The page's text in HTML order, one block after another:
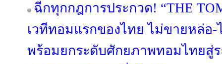
ฉีกทุกกฎการประกวด! “THE
เวทีทอมแรกของไทย ไม่ขายหล่อ
พร้อมยกระดับศักยภาพทอมไทยสู่